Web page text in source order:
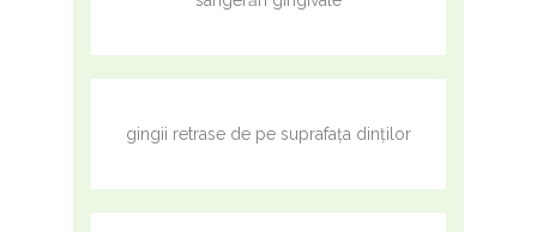
gingii retrase de pe suprafața dinților